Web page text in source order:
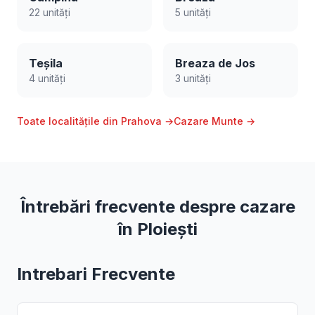
22 unități 5 unități
Teșila
4 unități
Breaza de Jos
3 unități
Toate localitățile din Prahova →Cazare Munte →
Întrebări frecvente despre cazare
în Ploiești
Intrebari Frecvente